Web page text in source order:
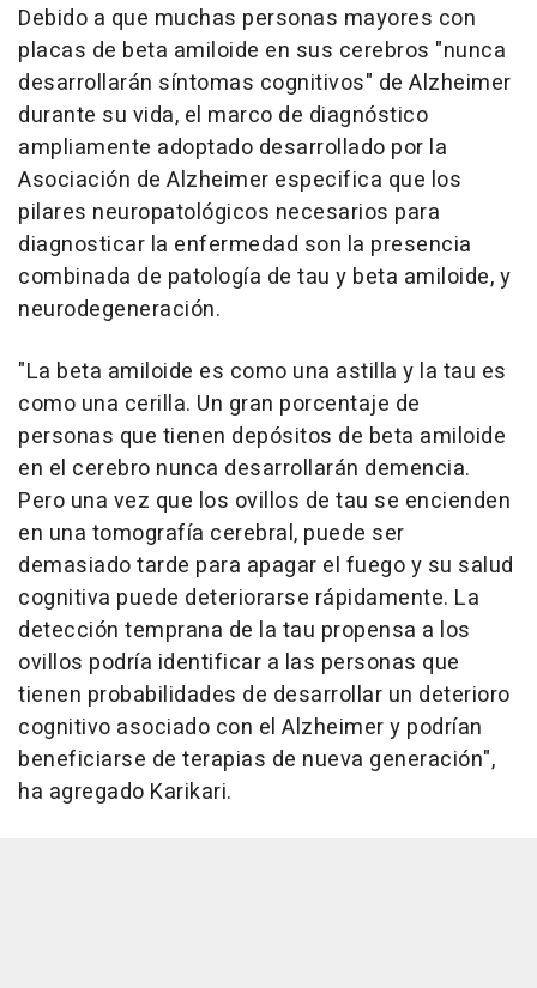
Debido a que muchas personas mayores con
placas de beta amiloide en sus cerebros "nunca
desarrollarán síntomas cognitivos" de Alzheimer
durante su vida, el marco de diagnóstico
ampliamente adoptado desarrollado por la
Asociación de Alzheimer especifica que los
pilares neuropatológicos necesarios para
diagnosticar la enfermedad son la presencia
combinada de patología de tau y beta amiloide, y
neurodegeneración.
"La beta amiloide es como una astilla y la tau es
como una cerilla. Un gran porcentaje de
personas que tienen depósitos de beta amiloide
en el cerebro nunca desarrollarán demencia.
Pero una vez que los ovillos de tau se encienden
en una tomografía cerebral, puede ser
demasiado tarde para apagar el fuego y su salud
cognitiva puede deteriorarse rápidamente. La
detección temprana de la tau propensa a los
ovillos podría identificar a las personas que
tienen probabilidades de desarrollar un deterioro
cognitivo asociado con el Alzheimer y podrían
beneficiarse de terapias de nueva generación",
ha agregado Karikari.